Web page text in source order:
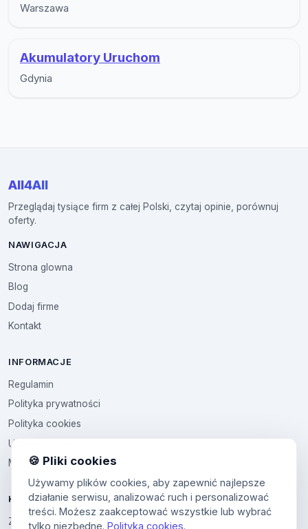
Warszawa
Akumulatory Uruchom
Gdynia
All4All
Przeglądaj tysiące firm z całej Polski, czytaj opinie, porównuj
oferty.
NAWIGACJA
Strona glowna
Blog
Dodaj firme
Kontakt
INFORMACJE
Regulamin
Polityka prywatności
Polityka cookies
Ustawienia cookies
Multikod
KONTO
Zaloguj sie
🍪 Pliki cookies
Używamy plików cookies, aby zapewnić najlepsze
działanie serwisu, analizować ruch i personalizować
treści. Możesz zaakceptować wszystkie lub wybrać
tylko niezbędne. Polityka cookies.